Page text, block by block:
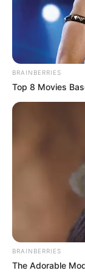
Membawa
Versi
Langka
Katak yang
BRAINBERRIES
Top 8 Movies
BRAINBERRIES
The Adorable